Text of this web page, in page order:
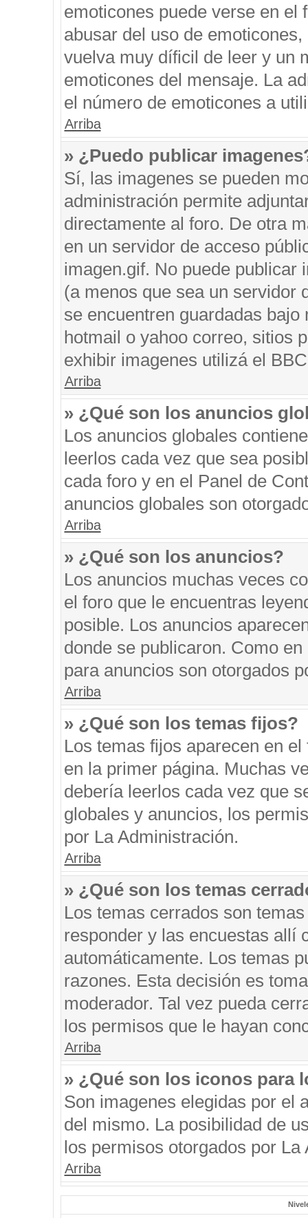
emoticones puede verse en el
abusar del uso de
vuelva muy díficil de leer y un
emoticones del mensaje. La
el número de emoticones a
Arriba
» ¿Puedo publicar
Sí, las imagenes se pueden
administración permite
directamente al foro. De otra
en un servidor de acceso
imagen.gif. No puede publicar
(a menos que sea un servidor
se encuentren guardadas
hotmail o yahoo correo, sitios
exhibir imagenes utilizá el
Arriba
» ¿Qué son los anuncios
Los anuncios globales
leerlos cada vez que sea
cada foro y en el Panel de
anuncios globales son
Arriba
» ¿Qué son los anuncios?
Los anuncios muchas veces
el foro que le encuentras
posible. Los anuncios
donde se publicaron. Como
para anuncios son otorgados
Arriba
» ¿Qué son los temas fijos?
Los temas fijos aparecen en
en la primer página. Muchas
debería leerlos cada vez que
globales y anuncios, los
por La Administración.
Arriba
» ¿Qué son los temas
Los temas cerrados son
responder y las encuestas allí
automáticamente. Los temas
razones. Esta decisión es
moderador. Tal vez pueda
los permisos que le hayan
Arriba
» ¿Qué son los iconos para
Son imagenes elegidas por el
del mismo. La posibilidad de
los permisos otorgados por La
Arriba